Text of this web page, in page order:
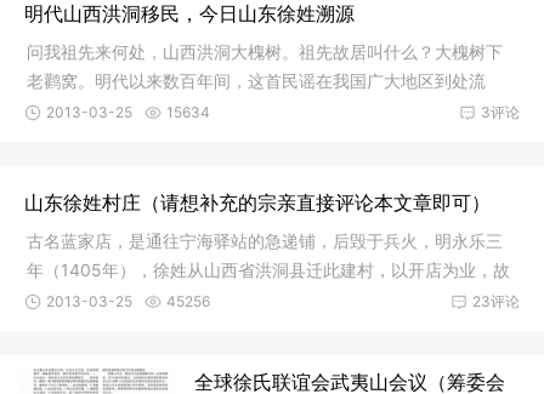
明代山西洪洞移民，今日山东徐姓溯源
问我祖先来何处，山西洪洞大槐树。祖先故居叫什么？大槐树下
老鹳窝。明代以来数百年间，这首民谣在我国广大地区到处流
传。它反映
3评论
2013-03-25 15634
山东徐姓村庄（请想补充的宗亲直接评论本文章即可）
古名蓝家店，是通往宁海驿站的急递铺，后毁于兵火，明永乐三
年（1405年），徐姓从山西省洪洞县迁此建村，以开店为业，故
名徐家店
23评论
2013-03-25 45256
全球徐氏联谊会武夷山会议（筹委会